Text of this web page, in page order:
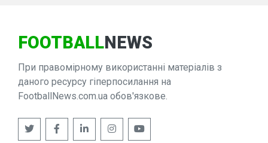
FOOTBALLNEWS
При правомірному використанні матеріалів з
даного ресурсу гіперпосилання на
FootballNews.com.ua обов'язкове.